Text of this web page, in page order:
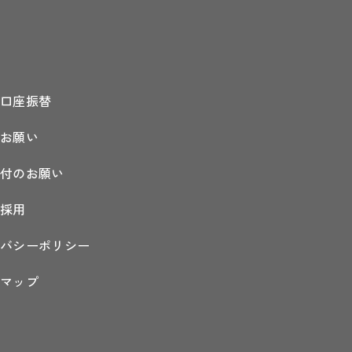
座振替
願い
のお願い
用
シーポリシー
ップ